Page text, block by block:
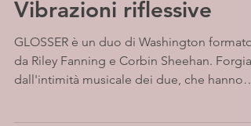
Vibrazioni riflessive
GLOSSER è un duo di Washington formato
da Riley Fanning e Corbin Sheehan.
dall'intimità musicale dei due, che hanno